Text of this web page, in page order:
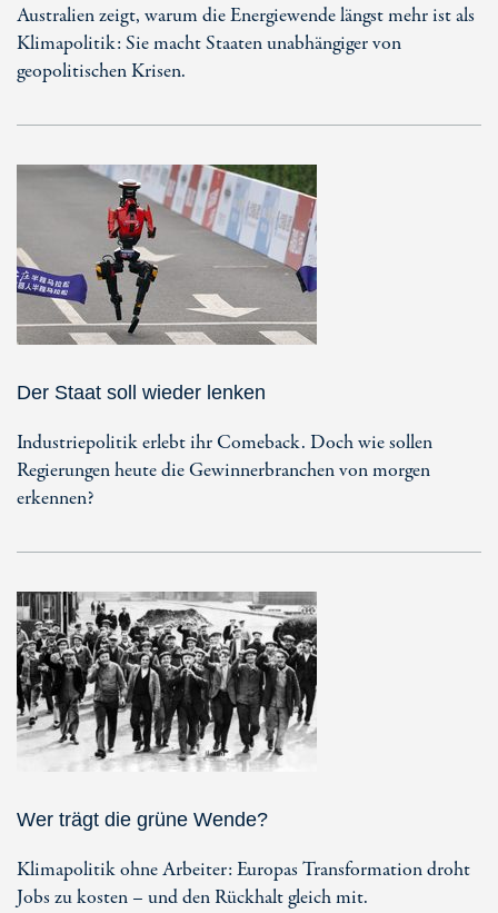
Australien zeigt, warum die Energiewende längst mehr ist als
Klimapolitik: Sie macht Staaten unabhängiger von
geopolitischen Krisen.
Der Staat soll wieder lenken
Industriepolitik erlebt ihr Comeback. Doch wie sollen
Regierungen heute die Gewinnerbranchen von morgen
erkennen?
Wer trägt die grüne Wende?
Klimapolitik ohne Arbeiter: Europas Transformation droht
Jobs zu kosten – und den Rückhalt gleich mit.